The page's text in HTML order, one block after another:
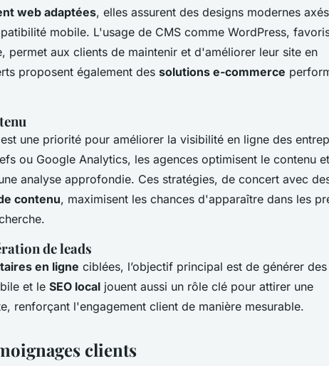
web adaptées, elles assurent des designs modernes
mobile. L'usage de CMS comme WordPress,
permet aux clients de maintenir et d'améliorer leur site en
proposent également des solutions e-commerce
est une priorité pour améliorer la visibilité en ligne des
ou Google Analytics, les agences optimisent le contenu
analyse approfondie. Ces stratégies, de concert avec
contenu, maximisent les chances d'apparaître dans les
de leads
en ligne ciblées, l’objectif principal est de générer
et le SEO local jouent aussi un rôle clé pour attirer une
renforçant l'engagement client de manière mesurable.
clients